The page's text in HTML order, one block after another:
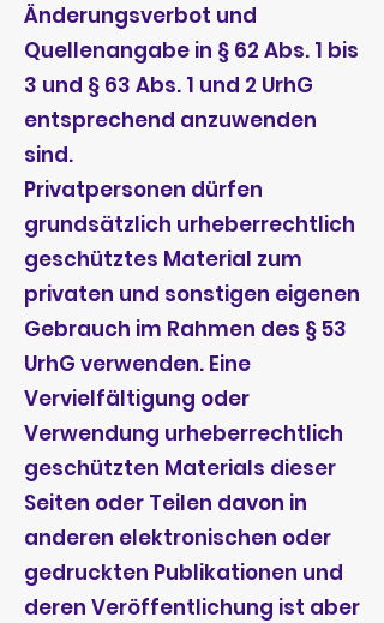
Änderungsverbot und
Quellenangabe in § 62 Abs. 1 bis
3 und § 63 Abs. 1 und 2 UrhG
entsprechend anzuwenden
sind.
Privatpersonen dürfen
grundsätzlich urheberrechtlich
geschütztes Material zum
privaten und sonstigen eigenen
Gebrauch im Rahmen des § 53
UrhG verwenden. Eine
Vervielfältigung oder
Verwendung urheberrechtlich
geschützten Materials dieser
Seiten oder Teilen davon in
anderen elektronischen oder
gedruckten Publikationen und
deren Veröffentlichung ist aber